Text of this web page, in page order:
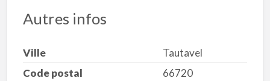
Autres infos
Ville
Tautavel
Code postal
66720